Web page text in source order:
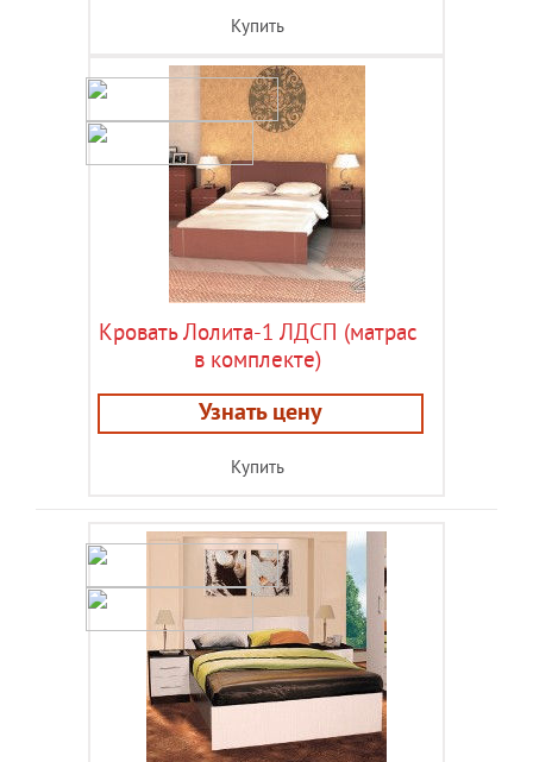
Купить
Кровать Лолита-1 ЛДСП (матрас
в комплекте)
Узнать цену
Купить